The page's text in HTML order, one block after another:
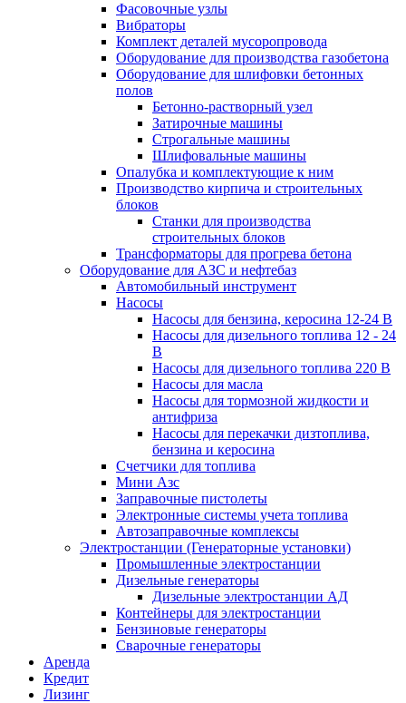
Фасовочные узлы
Вибраторы
Комплект деталей мусоропровода
Оборудование для производства газобетона
Оборудование для шлифовки бетонных
полов
Бетонно-растворный узел
Затирочные машины
Строгальные машины
Шлифовальные машины
Опалубка и комплектующие к ним
Производство кирпича и строительных
блоков
Cтанки для производства
строительных блоков
Трансформаторы для прогрева бетона
Оборудование для АЗС и нефтебаз
Автомобильный инструмент
Насосы
Насосы для бензина, керосина 12-24 В
Насосы для дизельного топлива 12 - 24
В
Насосы для дизельного топлива 220 В
Насосы для масла
Насосы для тормозной жидкости и
антифриза
Насосы для перекачки дизтоплива,
бензина и керосина
Счетчики для топлива
Мини Азс
Заправочные пистолеты
Электронные системы учета топлива
Автозаправочные комплексы
Электростанции (Генераторные установки)
Промышленные электростанции
Дизельные генераторы
Дизельные электростанции АД
Контейнеры для электростанции
Бензиновые генераторы
Сварочные генераторы
Аренда
Кредит
Лизинг